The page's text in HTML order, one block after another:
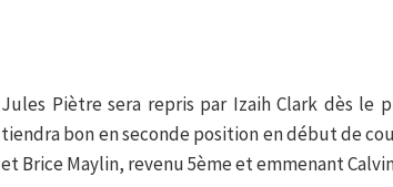
Jules Piètre sera repris par Izaih Clark dès le
tiendra bon en seconde position en début de
et Brice Maylin, revenu 5ème et emmenant